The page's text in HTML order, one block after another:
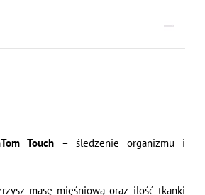
Touch – śledzenie organizmu i
masę mięśniową oraz ilość tkanki